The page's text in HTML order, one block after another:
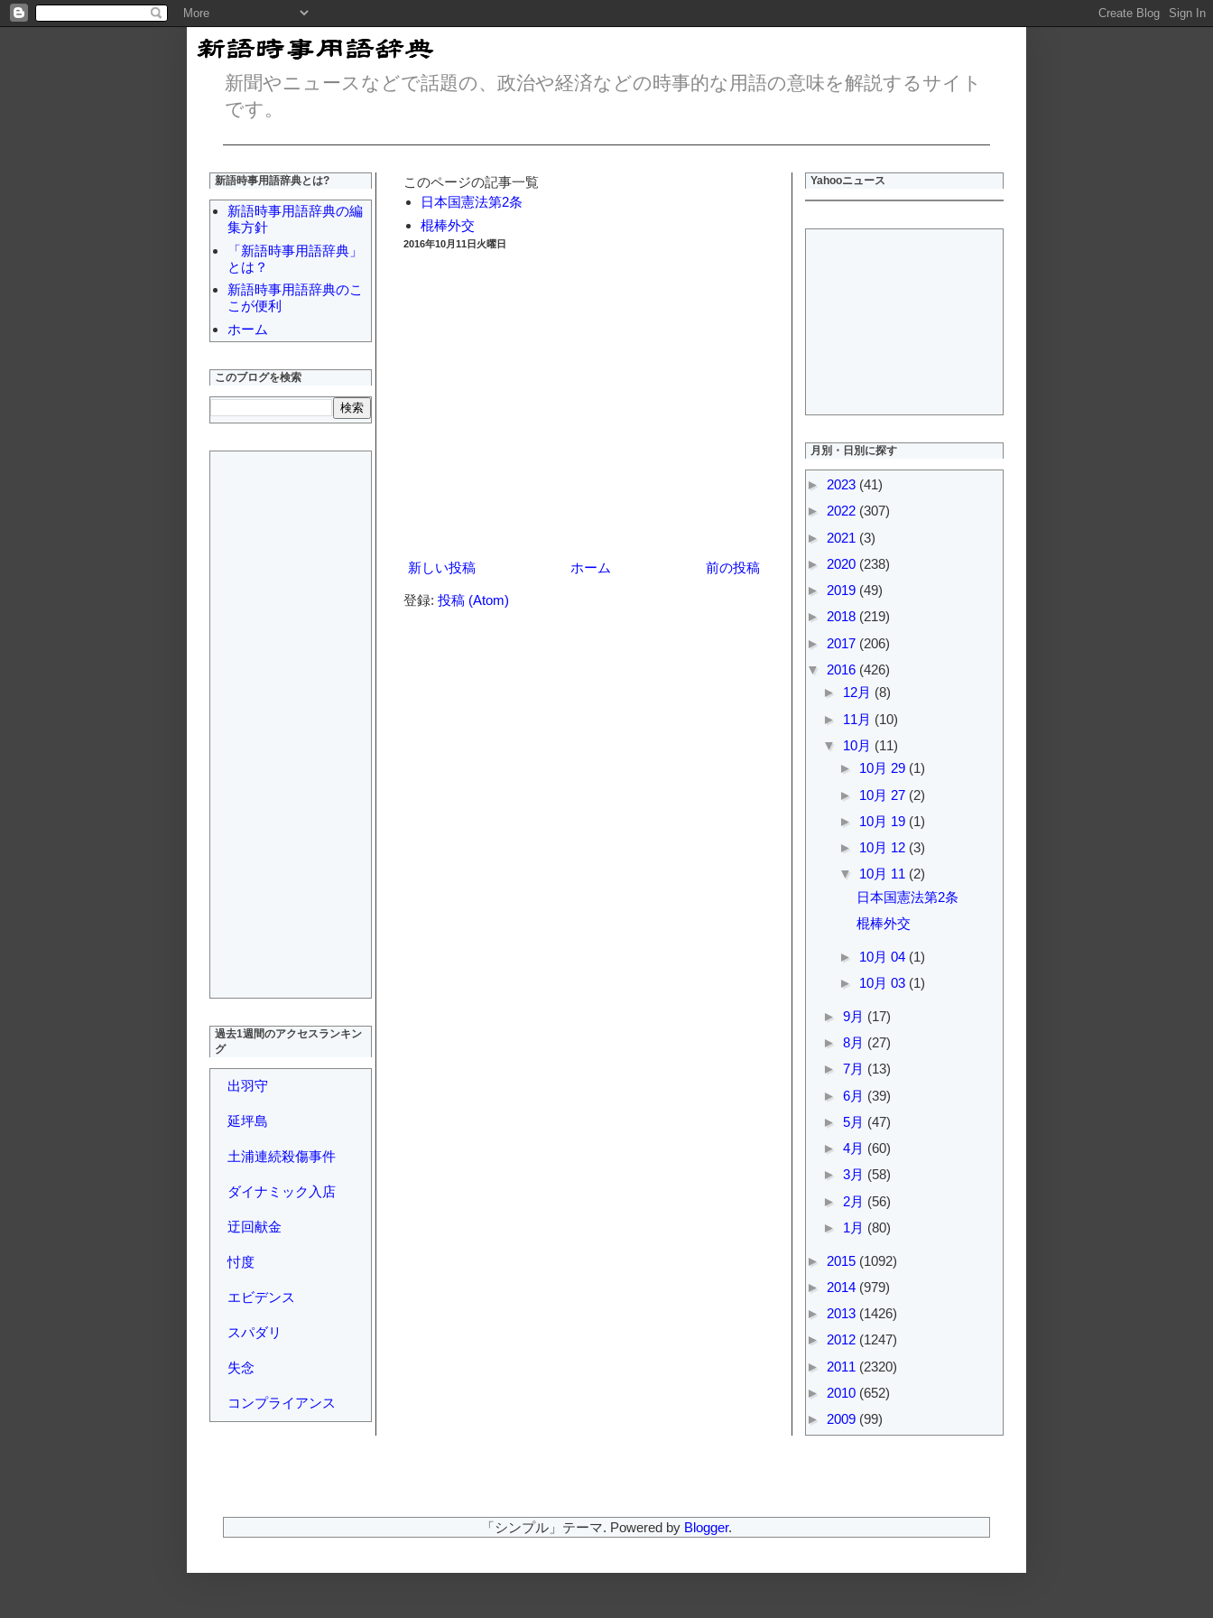
新聞やニュースなどで話題の、政治や経済などの時事的な用語の意味を解説するサイト
です。
このページの記事一覧
日本国憲法第2条
棍棒外交
2016年10月11日火曜日
新しい投稿 前の投稿
ホーム
登録: 投稿 (Atom)
新語時事用語辞典とは?
新語時事用語辞典の編
集方針
「新語時事用語辞典」
とは？
新語時事用語辞典のこ
こが便利
ホーム
このブログを検索
過去1週間のアクセスランキン
グ
出羽守
延坪島
土浦連続殺傷事件
ダイナミック入店
迂回献金
忖度
エビデンス
スパダリ
失念
コンプライアンス
Yahooニュース
月別・日別に探す
► 2023 (41)
► 2022 (307)
► 2021 (3)
► 2020 (238)
► 2019 (49)
► 2018 (219)
► 2017 (206)
▼ 2016 (426)
► 12月 (8)
► 11月 (10)
▼ 10月 (11)
► 10月 29 (1)
► 10月 27 (2)
► 10月 19 (1)
► 10月 12 (3)
▼ 10月 11 (2)
日本国憲法第2条
棍棒外交
► 10月 04 (1)
► 10月 03 (1)
► 9月 (17)
► 8月 (27)
► 7月 (13)
► 6月 (39)
► 5月 (47)
► 4月 (60)
► 3月 (58)
► 2月 (56)
► 1月 (80)
► 2015 (1092)
► 2014 (979)
► 2013 (1426)
► 2012 (1247)
► 2011 (2320)
► 2010 (652)
► 2009 (99)
「シンプル」テーマ. Powered by Blogger.